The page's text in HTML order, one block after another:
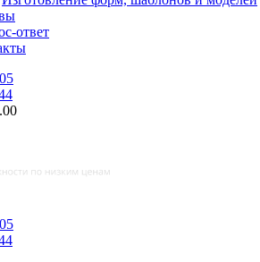
ответ